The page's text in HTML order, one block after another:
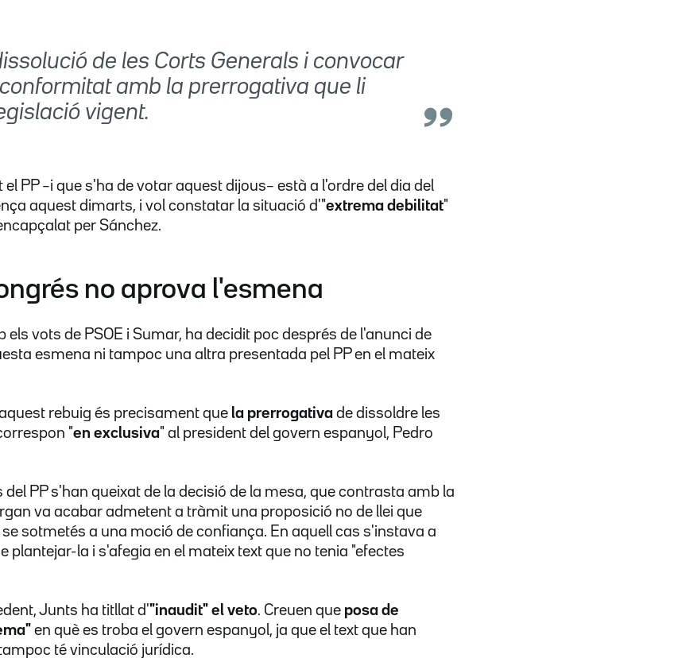
de les Corts Generals i convocar
amb la prerrogativa que li
vigent.
PP –i que s'ha de votar aquest dijous– està a l'ordre del dia del
aquest dimarts, i vol constatar la situació d'"extrema debilitat"
per Sánchez.
no aprova l'esmena
els vots de PSOE i Sumar, ha decidit poc després de l'anunci de
esmena ni tampoc una altra presentada pel PP en el mateix
rebuig és precisament que la prerrogativa de dissoldre les
"en exclusiva" al president del govern espanyol, Pedro
del PP s'han queixat de la decisió de la mesa, que contrasta amb la
va acabar admetent a tràmit una proposició no de llei que
sotmetés a una moció de confiança. En aquell cas s'instava a
plantejar-la i s'afegia en el mateix text que no tenia "efectes
Junts ha titllat d'"inaudit" el veto. Creuen que posa de
en què es troba el govern espanyol, ja que el text que han
té vinculació jurídica.